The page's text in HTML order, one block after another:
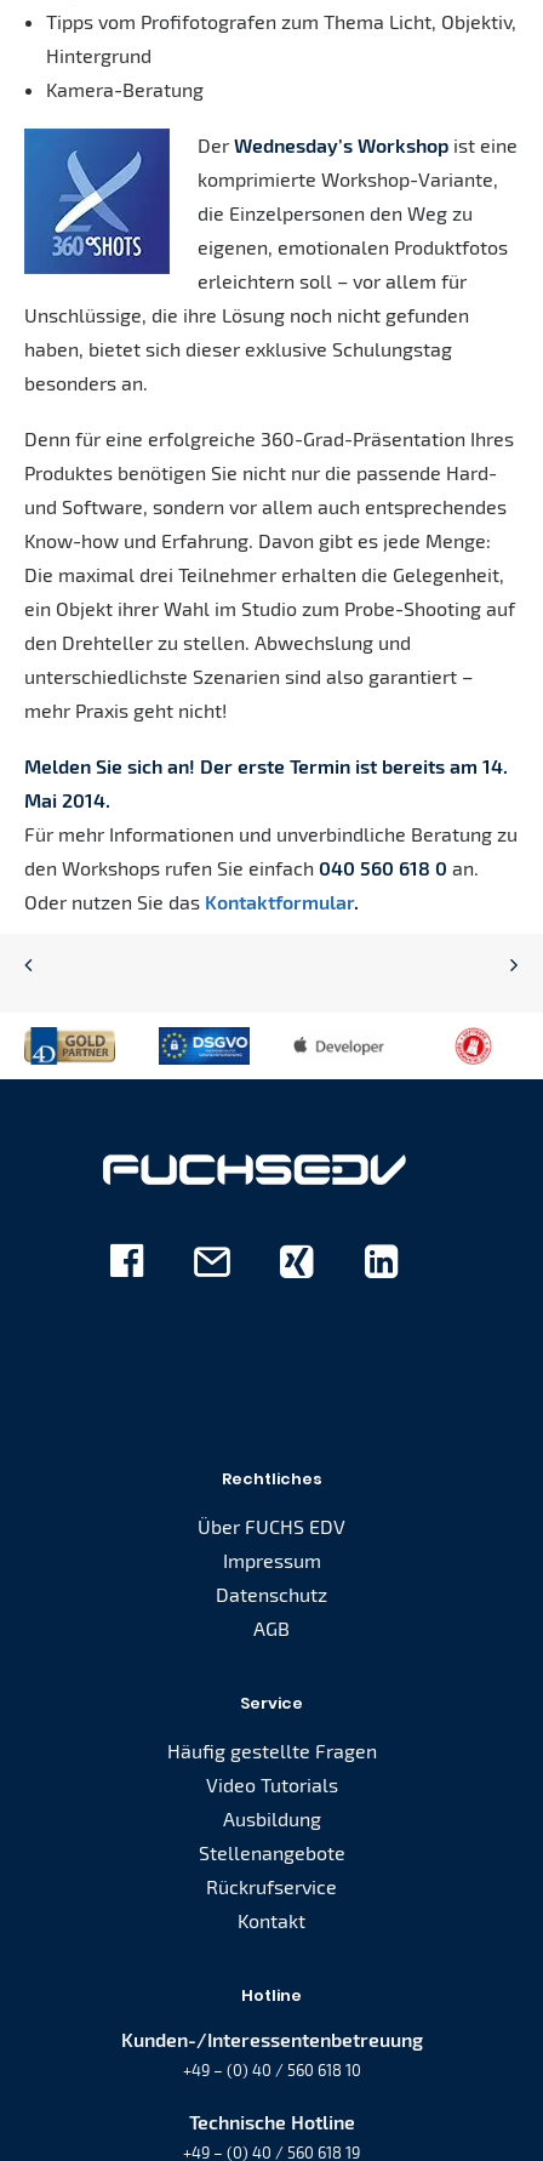
Tipps vom Profifotografen zum Thema Licht, Objektiv,
Hintergrund
Kamera-Beratung
Der Wednesday’s Workshop ist eine
komprimierte Workshop-Variante,
die Einzelpersonen den Weg zu
eigenen, emotionalen Produktfotos
erleichtern soll – vor allem für
Unschlüssige, die ihre Lösung noch nicht gefunden
haben, bietet sich dieser exklusive Schulungstag
besonders an.
Denn für eine erfolgreiche 360-Grad-Präsentation Ihres
Produktes benötigen Sie nicht nur die passende Hard-
und Software, sondern vor allem auch entsprechendes
Know-how und Erfahrung. Davon gibt es jede Menge:
Die maximal drei Teilnehmer erhalten die Gelegenheit,
ein Objekt ihrer Wahl im Studio zum Probe-Shooting auf
den Drehteller zu stellen. Abwechslung und
unterschiedlichste Szenarien sind also garantiert –
mehr Praxis geht nicht!
Melden Sie sich an! Der erste Termin ist bereits am 14.
Mai 2014.
Für mehr Informationen und unverbindliche Beratung zu
den Workshops rufen Sie einfach 040 560 618 0 an.
Oder nutzen Sie das Kontaktformular.
Rechtliches
Über FUCHS EDV
Impressum
Datenschutz
AGB
Service
Häufig gestellte Fragen
Video Tutorials
Ausbildung
Stellenangebote
Rückrufservice
Kontakt
Hotline
Kunden-/Interessentenbetreuung
+49 – (0) 40 / 560 618 10
Technische Hotline
+49 – (0) 40 / 560 618 19